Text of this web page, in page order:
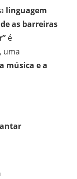
linguagem
as barreiras
é
, uma
música e a